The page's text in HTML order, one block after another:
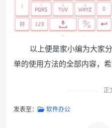
以上便是家小编为大家
单的使用方法的全部内容，
正
发表至： 软件办公